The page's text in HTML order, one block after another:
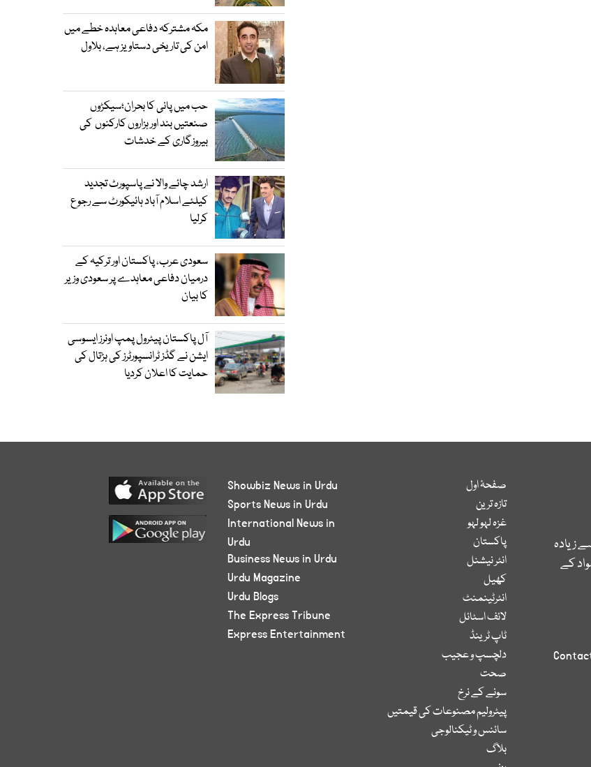
مکہ مشترکہ دفاعی معاہدہ خطے میں
امن کی تاریخی دستاویز ہے، بلاول
حب میں پانی کا بحران؛سیکڑوں
صنعتیں بند اور ہزاروں کارکنوں کی
بیروزگاری کے خدشات
ارشد چائے والا نے پاسپورٹ تجدید
کیلئے اسلام آباد ہائیکورٹ سے رجوع
کرلیا
سعودی عرب، پاکستان اور ترکیہ کے
درمیان دفاعی معاہدے پر سعودی وزیر
کا بیان
آل پاکستان پیٹرول پمپ اونرز ایسوسی
ایشن نے گڈز ٹرانسپورٹرز کی ہڑتال کی
حمایت کا اعلان کردیا
زیادہ
کے
صفحۂ اول
تازہ ترین
غزہ لہو لہو
پاکستان
انٹر نیشنل
کھیل
انٹرٹینمنٹ
لائف اسٹائل
ٹاپ ٹرینڈ
دلچسپ و عجیب
صحت
سونے کے نرخ
پیٹرولیم مصنوعات کی قیمتیں
سائنس و ٹیکنالوجی
بلاگ
Showbiz News in Urdu
Sports News in Urdu
International News in
Urdu
Business News in Urdu
Urdu Magazine
Urdu Blogs
The Express Tribune
Express Entertainment